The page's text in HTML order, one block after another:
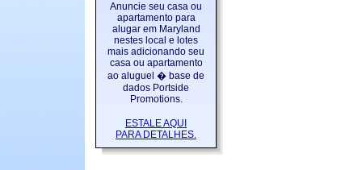
Anuncie seu casa ou
apartamento para
alugar em Maryland
nestes local e lotes
mais adicionando seu
casa ou apartamento
ao aluguel � base de
dados Portside
Promotions.
ESTALE AQUI
PARA DETALHES.